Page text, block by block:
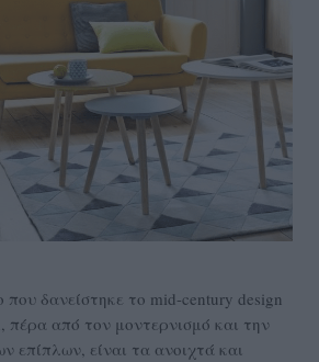
που δανείστηκε το mid-century design
πέρα από τον μοντερνισμό και την
επίπλων, είναι τα ανοιχτά και